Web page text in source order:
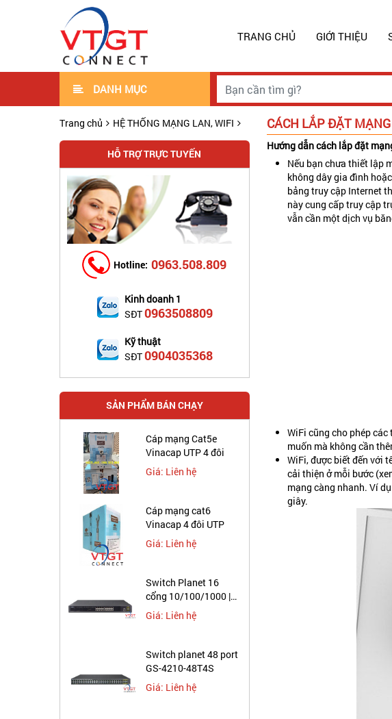
TRANG CHỦ GIỚI THIỆU
DANH MỤC
Trang chủ HỆ THỐNG MẠNG LAN, WIFI
HỖ TRỢ TRỰC TUYẾN
Hotline: 0963.508.809
Kinh doanh 1
SĐT0963508809
Kỹ thuật
SĐT0904035368
SẢN PHẨM BÁN CHẠY
Cáp mạng Cat5e
Vinacap UTP 4 đôi
Giá: Liên hệ
Cáp mạng cat6
Vinacap 4 đôi UTP
Giá: Liên hệ
Switch Planet 16
cổng 10/100/1000 |
GS-4210-16T2S
Giá: Liên hệ
Switch planet 48 port
GS-4210-48T4S
Giá: Liên hệ
CÁCH LẮP ĐẶT
Hướng dẫn cách lắp đặt
Nếu bạn chưa thiết lập
không dây gia đình
bảng truy cập Internet
này cung cấp truy cập
vẫn cần một dịch vụ
WiFi cũng cho phép
muốn mà không cần
WiFi, được biết đến với
cải thiện ở mỗi bước
mạng càng nhanh. Ví
giây.